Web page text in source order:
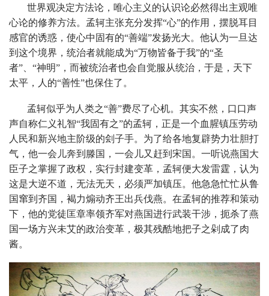
世界观决定方法论，唯心主义的认识论必然得出主观唯
心论的修养方法。孟轲主张充分发挥“心”的作用，摆脱耳目
感官的诱惑，使心中固有的“善端”发扬光大。他认为一旦达
到这个境界，统治者就能成为“万物皆备于我”的“圣
者”、“神明”，而被统治者也会自觉服从统治，于是，天下
太平，人的“善性”也保住了。
孟轲似乎为人类之“善”费尽了心机。其实不然，口口声
声自称仁义礼智“我固有之”的孟轲，正是一个血腥镇压劳动
人民和新兴地主阶级的刽子手。为了给各地复辟势力壮胆打
气，他一会儿奔到滕国，一会儿又赶到宋国。一听说燕国大
臣子之掌握了政权，实行封建变革，孟轲便大发雷霆，认为
这是大逆不道，无法无天，必须严加镇压。他急急忙忙从鲁
国窜到齐国，褐力煽动齐王出兵伐燕。在孟轲的推荐和策动
下，他的党徒匡章率领齐军对燕国进行武装干涉，扼杀了燕
国一场方兴未艾的政治变革，极其残酷地把子之剁成了肉
酱。